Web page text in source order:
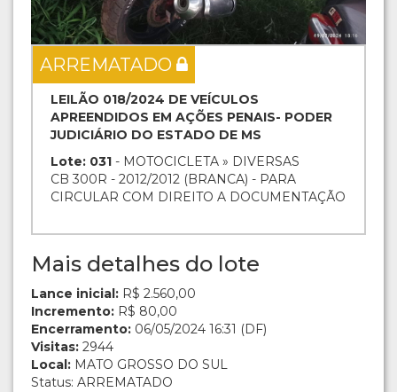
ARREMATADO
LEILÃO 018/2024 DE VEÍCULOS
APREENDIDOS EM AÇÕES PENAIS- PODER
JUDICIÁRIO DO ESTADO DE MS
Lote: 031 - MOTOCICLETA » DIVERSAS
CB 300R - 2012/2012 (BRANCA) - PARA
CIRCULAR COM DIREITO A DOCUMENTAÇÃO
Mais detalhes do lote
Lance inicial: R$ 2.560,00
Incremento: R$ 80,00
Encerramento: 06/05/2024 16:31 (DF)
Visitas: 2944
Local: MATO GROSSO DO SUL
Status: ARREMATADO